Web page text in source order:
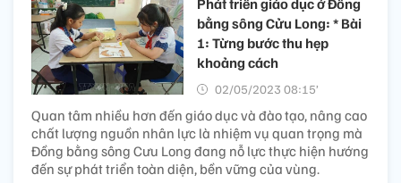
bằng sông Cửu Long: * Bài
1: Từng bước thu hẹp
khoảng cách
02/05/2023 08:15’
Quan tâm nhiều hơn đến giáo dục và đào tạo, nâng cao
chất lượng nguồn nhân lực là nhiệm vụ quan trọng mà
Đồng bằng sông Cưu Long đang nỗ lực thực hiện hướng
đến sự phát triển toàn diện, bền vững của vùng.